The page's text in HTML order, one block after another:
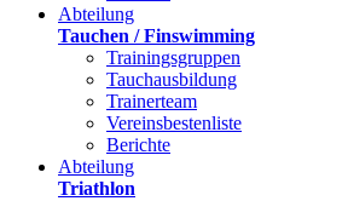
Abteilung
Tauchen / Finswimming
Trainingsgruppen
Tauchausbildung
Trainerteam
Vereinsbestenliste
Berichte
Abteilung
Triathlon